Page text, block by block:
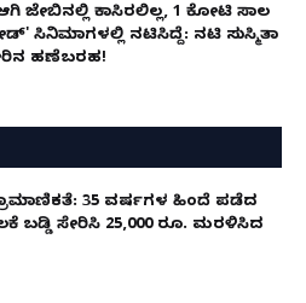
ಜೇಬಿನಲ್ಲಿ ಕಾಸಿರಲಿಲ್ಲ, ₹1 ಕೋಟಿ ಸಾಲ
ಸಿನಿಮಾಗಳಲ್ಲಿ ನಟಿಸಿದ್ದೆ: ನಟಿ ಸುಸ್ಮಿತಾ
ಹಣೆಬರಹ!
35 ವರ್ಷಗಳ ಹಿಂದೆ ಪಡೆದ
ಬಡ್ಡಿ ಸೇರಿಸಿ 25,000 ರೂ. ಮರಳಿಸಿದ